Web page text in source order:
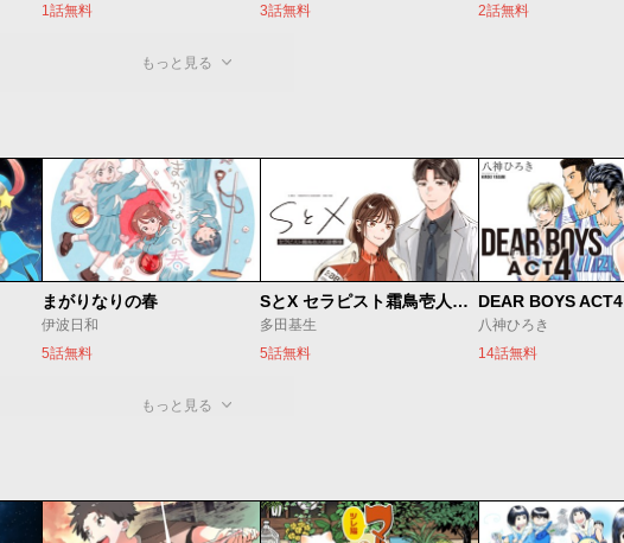
1話無料
3話無料
2話無料
もっと見る
まがりなりの春
伊波日和
5話無料
SとX セラピスト霜鳥壱人の診察室
多田基生
5話無料
DEAR BOYS ACT4
八神ひろき
14話無料
もっと見る